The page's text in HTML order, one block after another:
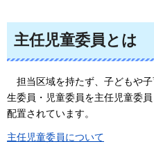
主任児童委員とは
担当区域を持たず、子どもや
生委員・児童委員を主任児童委員
配置されています。
主任児童委員について